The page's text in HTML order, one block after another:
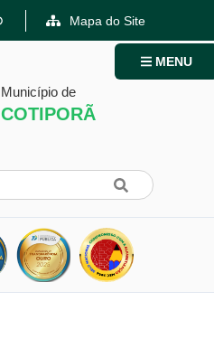
Mapa do Site
Município de
COTIPORÃ
MENU